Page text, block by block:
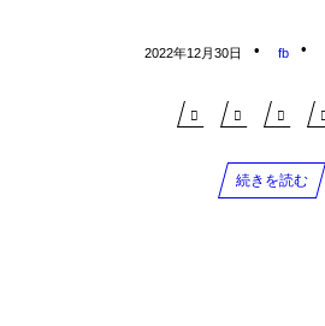
2022年12月30日 fb
続きを読む